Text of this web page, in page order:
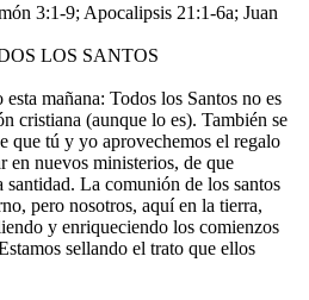
3:1-9; Apocalipsis 21:1-6a; Juan
LOS SANTOS
mañana: Todos los Santos no es
cristiana (aunque lo es). También se
que tú y yo aprovechemos el regalo
en nuevos ministerios, de que
santidad. La comunión de los santos
pero nosotros, aquí en la tierra,
y enriqueciendo los comienzos
sellando el trato que ellos